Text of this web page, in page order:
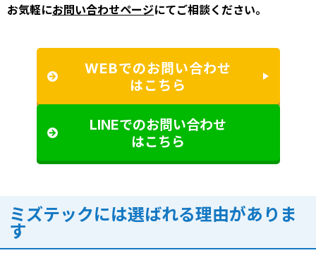
お気軽にお問い合わせページにてご相談ください。
WEBでのお問い合わせ
はこちら
LINEでのお問い合わせ
はこちら
ミズテックには選ばれる理由がありま
す